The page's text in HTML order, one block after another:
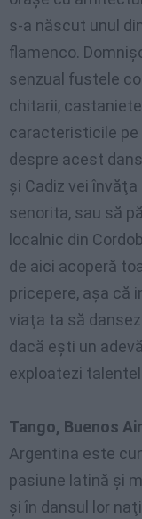
s-a născut unul
flamenco.
senzual fustele
chitarii,
caracteristicile pe
despre acest dans
şi Cadiz vei învăţa
senorita, sau să
localnic din
de aici acoperă
pricepere, aşa că
viaţa ta să
dacă eşti un
exploatezi
Tango, Buenos
Argentina este
pasiune latină şi
şi în dansul lor